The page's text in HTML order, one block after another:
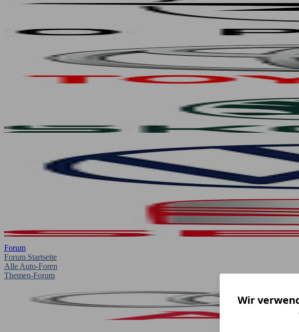
Forum
Forum Startseite
Alle Auto-Foren
Themen-Forum
Wir